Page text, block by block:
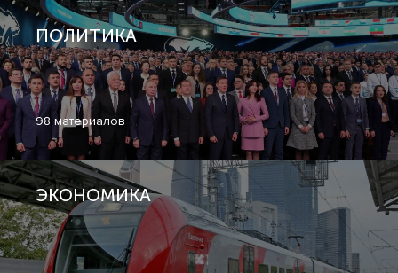
ПОЛИТИКА
98 материалов
ЭКОНОМИКА